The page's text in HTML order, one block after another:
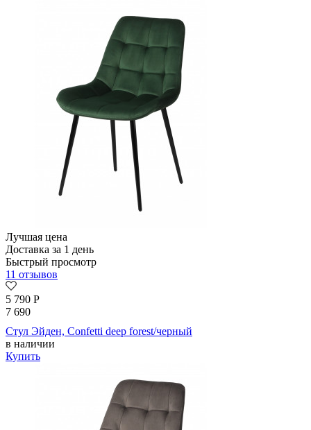
Лучшая цена
Доставка за 1 день
Быстрый просмотр
11 отзывов
5 790 Р
7 690
Стул Эйден, Confetti deep forest/черный
в наличии
Купить